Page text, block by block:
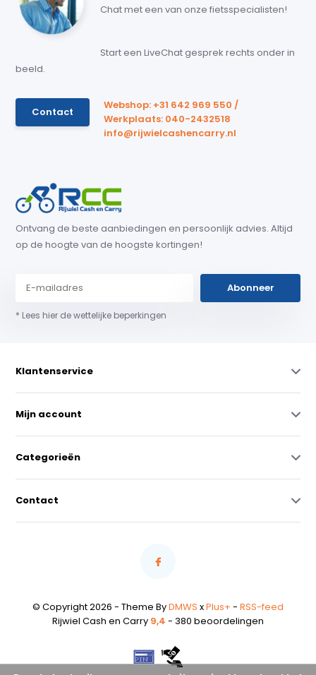
Chat met een van onze fietsspecialisten!
Start een LiveChat gesprek rechts onder in
beeld.
Contact
Webshop: +31 642 969 550 /
Werkplaats: 040-2432518
info@rijwielcashencarry.nl
Ontvang de beste aanbiedingen en persoonlijk advies. Altijd
op de hoogte van de hoogste kortingen!
Abonneer
* Lees hier de wettelijke beperkingen
Klantenservice
Mijn account
Categorieën
Contact
© Copyright 2026 - Theme ByDMWS xPlus+ - RSS-feed
Rijwiel Cash en Carry 9,4 - 380 beoordelingen